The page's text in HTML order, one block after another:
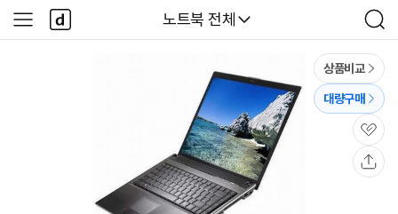
다나와
노트북 전체
검
색
사
이
다
나
와
상품비교
대량구매
관
심